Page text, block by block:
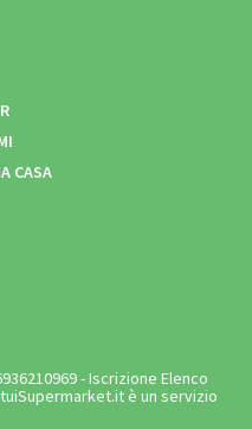
CASA
- Iscrizione Elenco
è un servizio